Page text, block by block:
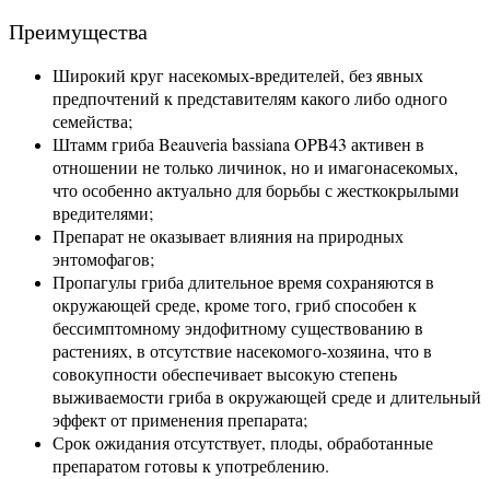
Преимущества
Широкий круг насекомых-вредителей, без явных
предпочтений к представителям какого либо одного
семейства;
Штамм гриба Beauveria bassiana OPB43 активен в
отношении не только личинок, но и имагонасекомых,
что особенно актуально для борьбы с жесткокрылыми
вредителями;
Препарат не оказывает влияния на природных
энтомофагов;
Пропагулы гриба длительное время сохраняются в
окружающей среде, кроме того, гриб способен к
бессимптомному эндофитному существованию в
растениях, в отсутствие насекомого-хозяина, что в
совокупности обеспечивает высокую степень
выживаемости гриба в окружающей среде и длительный
эффект от применения препарата;
Срок ожидания отсутствует, плоды, обработанные
препаратом готовы к употреблению.